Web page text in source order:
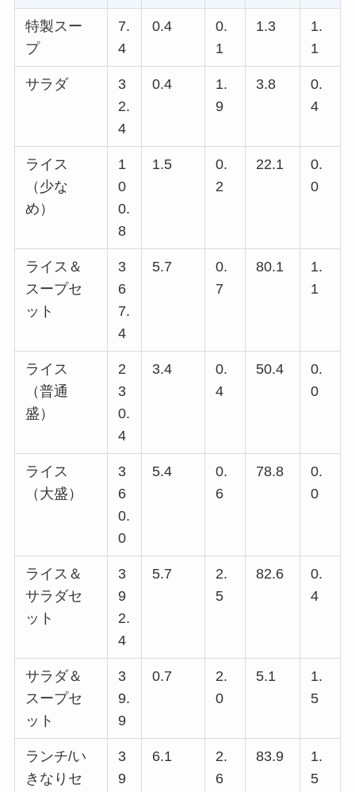
特製スー
プ
7.
4
0.4
0.
1
1.3
1.
1
サラダ
3
2.
4
0.4
1.
9
3.8
0.
4
ライス
（少な
め）
1
0
0.
8
1.5
0.
2
22.1
0.
0
ライス＆
スープセ
ット
3
6
7.
4
5.7
0.
7
80.1
1.
1
ライス
（普通
盛）
2
3
0.
4
3.4
0.
4
50.4
0.
0
ライス
（大盛）
3
6
0.
0
5.4
0.
6
78.8
0.
0
ライス＆
サラダセ
ット
3
9
2.
4
5.7
2.
5
82.6
0.
4
サラダ＆
スープセ
ット
3
9.
9
0.7
2.
0
5.1
1.
5
ランチ/い
きなりセ
3
9
6.1
2.
6
83.9
1.
5